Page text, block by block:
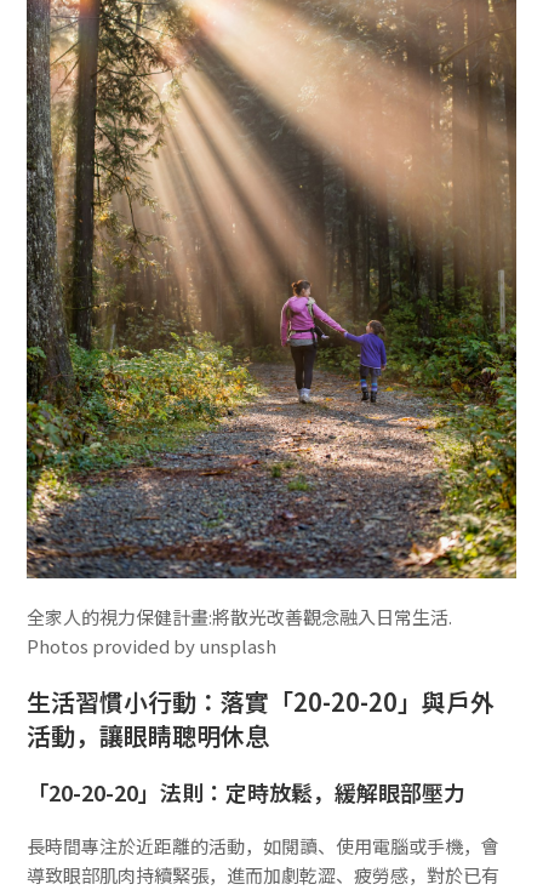
全家人的視力保健計畫:將散光改善觀念融入日常生活.
Photos provided by unsplash
生活習慣小行動：落實「20-20-20」與戶外
活動，讓眼睛聰明休息
「20-20-20」法則：定時放鬆，緩解眼部壓力
長時間專注於近距離的活動，如閱讀、使用電腦或手機，會
導致眼部肌肉持續緊張，進而加劇乾澀、疲勞感，對於已有